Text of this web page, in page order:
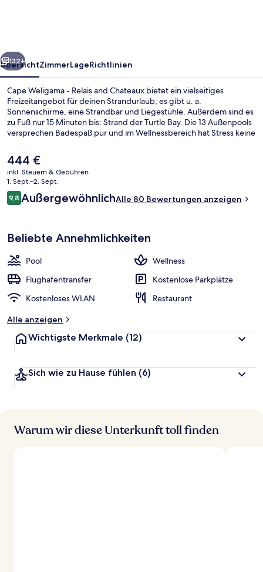
Weiter
132+
ÜbersichtZimmerLageRichtlinien
Cape Weligama - Relais and Chateaux bietet ein vielseitiges
Freizeitangebot für deinen Strandurlaub; es gibt u. a.
Sonnenschirme, eine Strandbar und Liegestühle. Außerdem sind es
zu Fuß nur 15 Minuten bis: Strand der Turtle Bay. Die 13 Außenpools
versprechen Badespaß pur und im Wellnessbereich hat Stress keine
Ganzkörperwickel sowie Aromatherapie. The Atlas, eins von 4
Restaurants, serviert lokale und internationale Küche und ist zum
Frühstück, Mittagessen und Abendessen geöffnet. Als weitere
Highlights bietet dieses Resort im luxuriösen Stil 2 Bars/Lounges,
einen kostenlosen Kinderclub und eine Poolbar.
Der
aktuelle
Preis
beträgt
444 €.
444 €
inkl. Steuern & Gebühren
1. Sept.–2. Sept.
Bewertungen
9,89,8 von 10.
AußergewöhnlichAlle 80 Bewertungen anzeigen
Beliebte Annehmlichkeiten
Pool
Wellness
Flughafentransfer
Kostenlose Parkplätze
Kostenloses WLAN
Restaurant
Alle anzeigen
Wichtigste Merkmale (12)
Sich wie zu Hause fühlen (6)
Warum wir diese Unterkunft toll finden